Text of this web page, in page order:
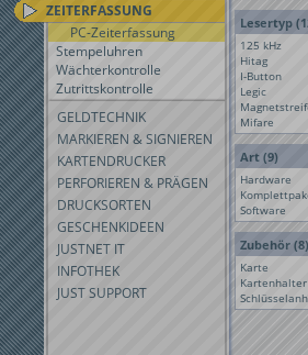
ZEITERFASSUNG
PC-Zeiterfassung
Stempeluhren
Wächterkontrolle
Zutrittskontrolle
GELDTECHNIK
MARKIEREN & SIGNIEREN
KARTENDRUCKER
PERFORIEREN & PRÄGEN
DRUCKSORTEN
GESCHENKIDEEN
JUSTNET IT
INFOTHEK
JUST SUPPORT
Lesertyp
125 kHz
Hitag
I-Button
Legic
Mifare
Art (9)
Hardware
Software
Zubehör (8)
Karte
Kartenhalter